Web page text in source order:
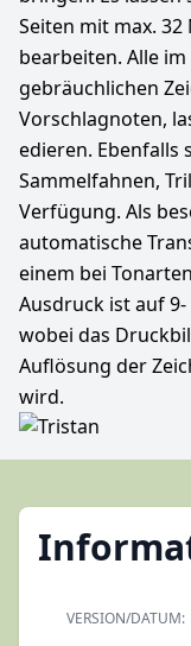
Seiten mit max.
bearbeiten. Alle
gebräuchlichen
Vorschlagnoten,
edieren. Ebenfalls
Sammelfahnen,
Verfügung. Als
automatische
einem bei
Ausdruck ist auf
wobei das
Auflösung der
wird.
VERSION/DATUM: